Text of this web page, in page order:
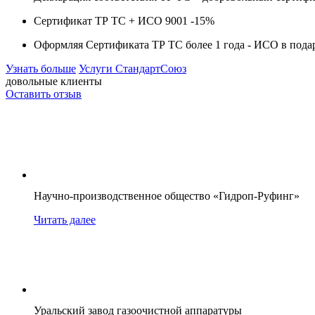
Сертификат ТР ТС + ИСО 9001 -15%
Оформляя Сертификата ТР ТС более 1 года - ИСО в
Узнать больше Услуги СтандартСоюз
довольные клиенты
Оставить отзыв
Научно-производственное общество «Гидроп-Руфинг»
Читать далее
Уральский завод газоочистной аппаратуры